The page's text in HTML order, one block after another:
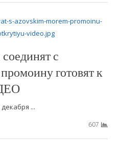
с
готовят к
...
607